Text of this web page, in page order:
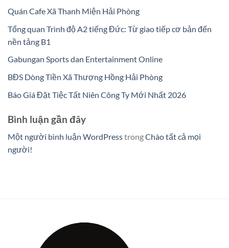
Quán Cafe Xã Thanh Miện Hải Phòng
Tổng quan Trình độ A2 tiếng Đức: Từ giao tiếp cơ bản đến
nền tảng B1
Gabungan Sports dan Entertainment Online
BĐS Dòng Tiền Xã Thượng Hồng Hải Phòng
Báo Giá Đặt Tiệc Tất Niên Công Ty Mới Nhất 2026
Bình luận gần đây
Một người bình luận WordPresstrongChào tất cả mọi
người!